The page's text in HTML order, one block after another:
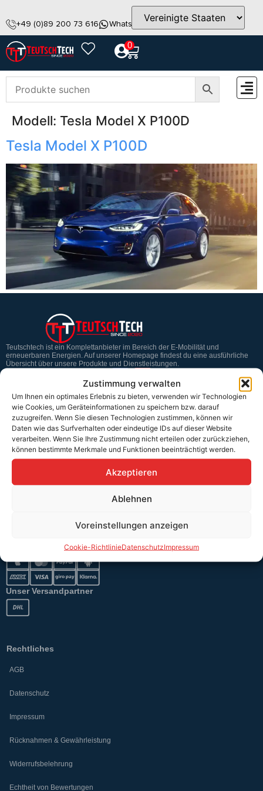
Zustimmung verwalten
Um Ihnen ein optimales Erlebnis zu bieten, verwenden wir Technologien
wie Cookies, um Geräteinformationen zu speichern bzw. darauf
zuzugreifen. Wenn Sie diesen Technologien zustimmen, können wir
Daten wie das Surfverhalten oder eindeutige IDs auf dieser Website
verarbeiten. Wenn Sie Ihre Zustimmung nicht erteilen oder zurückziehen,
können bestimmte Merkmale und Funktionen beeinträchtigt werden.
Akzeptieren
Ablehnen
Voreinstellungen anzeigen
Cookie-RichtlinieDatenschutzImpressum
+49 (0)89 200 73 616 WhatsApp info@teutschtech.com
0
Modell: Tesla Model X P100D
Tesla Model X P100D
Teutschtech ist ein Komplettanbieter im Bereich der E-Mobilität und
erneuerbaren Energien. Auf unserer Homepage findest du eine ausführliche
Übersicht über unsere Produkte und Dienstleistungen.
Service & Hilfe
Kontakt
Widerrufsbelehrung
Rücknahmen & Gewährleistung
Erklärung §12 Abs. 3 UStG
Unser Versandpartner
Rechtliches
AGB
Datenschutz
Impressum
Rücknahmen & Gewährleistung
Widerrufsbelehrung
Echtheit von Bewertungen